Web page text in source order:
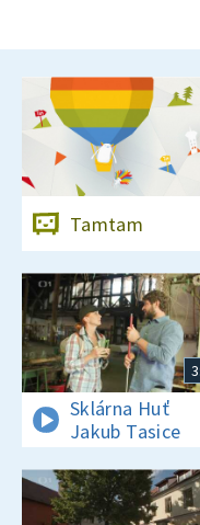
Tamtam
Sklárna Huť
Jakub Tasice